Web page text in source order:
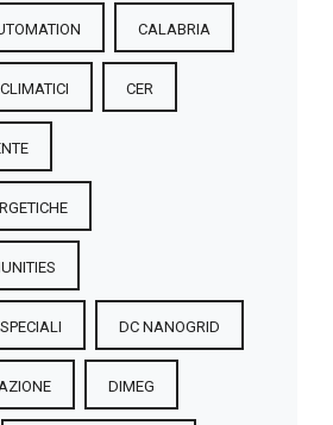
CALABRIA
CER
DC NANOGRID
DIMEG